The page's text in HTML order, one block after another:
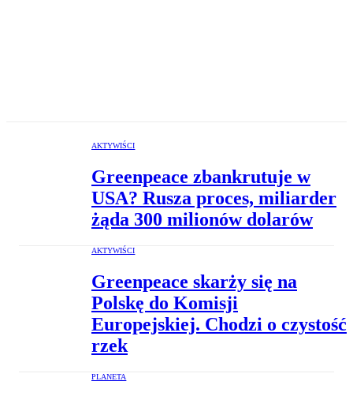
AKTYWIŚCI
Greenpeace zbankrutuje w
USA? Rusza proces, miliarder
żąda 300 milionów dolarów
AKTYWIŚCI
Greenpeace skarży się na
Polskę do Komisji
Europejskiej. Chodzi o czystość
rzek
PLANETA